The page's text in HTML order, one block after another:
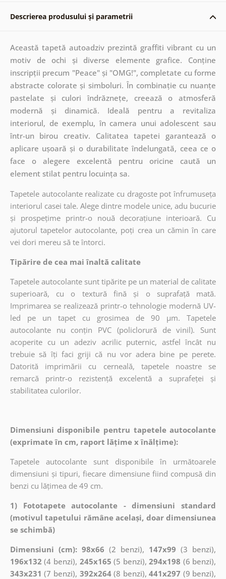
Descrierea produsului și parametrii
Această tapetă autoadziv prezintă graffiti vibrant cu un
motiv de ochi și diverse elemente grafice. Conține
inscripții precum "Peace" și "OMG!", completate cu forme
abstracte colorate și simboluri. În combinație cu nuanțe
pastelate și culori îndrăznețe, creează o atmosferă
modernă și dinamică. Ideală pentru a revitaliza
interiorul, de exemplu, în camera unui adolescent sau
într-un birou creativ. Calitatea tapetei garantează o
aplicare ușoară și o durabilitate îndelungată, ceea ce o
face o alegere excelentă pentru oricine caută un
element stilat pentru locuința sa.
Tapetele autocolante realizate cu dragoste pot înfrumuseța
interiorul casei tale. Alege dintre modele unice, adu bucurie
și prospețime printr-o nouă decorațiune interioară. Cu
ajutorul tapetelor autocolante, poți crea un cămin în care
vei dori mereu să te întorci.
Tipărire de cea mai înaltă calitate
Tapetele autocolante sunt tipărite pe un material de calitate
superioară, cu o textură fină și o suprafață mată.
Imprimarea se realizează printr-o tehnologie modernă UV-
led pe un tapet cu grosimea de 90 µm. Tapetele
autocolante nu conțin PVC (policlorură de vinil). Sunt
acoperite cu un adeziv acrilic puternic, astfel încât nu
trebuie să îți faci griji că nu vor adera bine pe perete.
Datorită imprimării cu cerneală, tapetele noastre se
remarcă printr-o rezistență excelentă a suprafeței și
stabilitatea culorilor.
Dimensiuni disponibile pentru tapetele autocolante
(exprimate în cm, raport lățime x înălțime):
Tapetele autocolante sunt disponibile în următoarele
dimensiuni și tipuri, fiecare dimensiune fiind compusă din
benzi cu lățimea de 49 cm.
1) Fototapete autocolante - dimensiuni standard
(motivul tapetului rămâne același, doar dimensiunea
se schimbă)
Dimensiuni (cm): 98x66 (2 benzi), 147x99 (3 benzi),
196x132 (4 benzi), 245x165 (5 benzi),294x198 (6 benzi),
343x231 (7 benzi), 392x264(8 benzi),441x297 (9 benzi),